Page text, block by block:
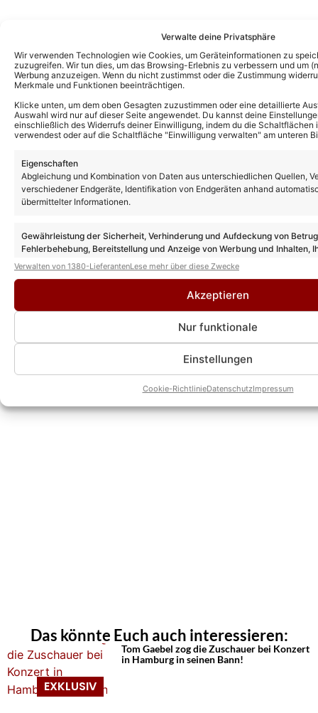
Verwalte deine Privatsphäre
Wir verwenden Technologien wie Cookies, um Geräteinformationen zu
zuzugreifen. Wir tun dies, um das Browsing-Erlebnis zu verbessern und um
Werbung anzuzeigen. Wenn du nicht zustimmst oder die Zustimmung
Merkmale und Funktionen beeinträchtigen.
Klicke unten, um dem oben Gesagten zuzustimmen oder eine detaillierte
Auswahl wird nur auf dieser Seite angewendet. Du kannst deine
einschließlich des Widerrufs deiner Einwilligung, indem du die
verwendest oder auf die Schaltfläche "Einwilligung verwalten" am unteren
Eigenschaften
Abgleichung und Kombination von Daten aus unterschiedlichen Quellen,
verschiedener Endgeräte, Identifikation von Endgeräten anhand
übermittelter Informationen.
Gewährleistung der Sicherheit, Verhinderung und Aufdeckung von
Fehlerbehebung, Bereitstellung und Anzeige von Werbung und Inhalten,
Entscheidungen zum Datenschutz speichern und übermitteln.
Verwalten von 1380-LieferantenLese mehr über diese Zwecke
Akzeptieren
Nur funktionale
Einstellungen
Cookie-RichtlinieDatenschutzImpressum
Kevin Drewes
CHEFREDAKTEUR
Kevin Drewes ist seit über 10 Jahren im
Schlager unterwegs und bringt als
Leidenschaft mit hinein. Kein anderer kann
solch eine Expertise wie er vorweisen.
» AUTORENPROFIL & ALLE ARTIKEL VON
KEVIN DREWES
Das könnte Euch auch interessieren:
Tom Gaebel zog die Zuschauer bei Konzert
in Hamburg in seinen Bann!